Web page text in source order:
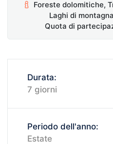
Foreste dolomitiche,
Laghi di
Quota di
Durata:
7 giorni
Periodo dell'anno:
Estate